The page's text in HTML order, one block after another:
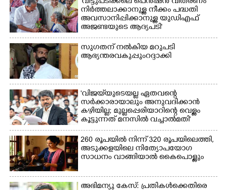
നിർത്തലാക്കാനുള്ള നീക്കം പദ്ധതി
അവസാനിപ്പിക്കാനുള്ള യുഡിഎഫ്
അജണ്ടയുടെ ആദ്യപടി'
സുഗതന് നൽകിയ മറുപടി
ആഭ്യന്തരവകുപ്പും റദ്ദാക്കി
'വിജയ്‌യുടെയല്ല ഏതവന്റെ
സർക്കാരായാലും അനുവദിക്കാൻ
കഴിയില്ല; മുല്ലപ്പെരിയാറിന്റെ വെള്ളം
കൂട്ടുന്നത് മനസിൽ വച്ചാൽമതി'
260 രൂപയിൽ നിന്ന് 320 രൂപയിലെത്തി,
അടുക്കളയിലെ നിത്യോപയോഗ
സാധനം വാങ്ങിയാൽ കൈപൊള്ളും
അഭിമന്യു കേസ്: പ്രതികൾക്കെതിരെ